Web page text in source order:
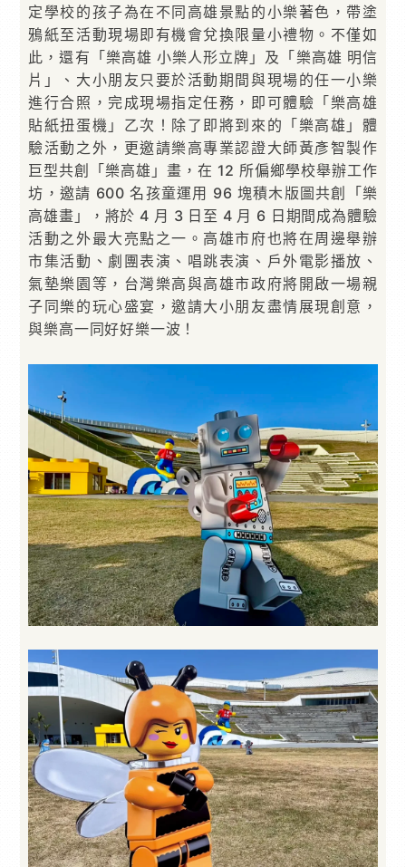
定學校的孩子為在不同高雄景點的小樂著色，帶塗
鴉紙至活動現場即有機會兌換限量小禮物。不僅如
此，還有「樂高雄 小樂人形立牌」及「樂高雄 明信
片」、大小朋友只要於活動期間與現場的任一小樂
進行合照，完成現場指定任務，即可體驗「樂高雄
貼紙扭蛋機」乙次！除了即將到來的「樂高雄」體
驗活動之外，更邀請樂高專業認證大師黃彥智製作
巨型共創「樂高雄」畫，在 12 所偏鄉學校舉辦工作
坊，邀請 600 名孩童運用 96 塊積木版圖共創「樂
高雄畫」，將於 4 月 3 日至 4 月 6 日期間成為體驗
活動之外最大亮點之一。高雄市府也將在周邊舉辦
市集活動、劇團表演、唱跳表演、戶外電影播放、
氣墊樂園等，台灣樂高與高雄市政府將開啟一場親
子同樂的玩心盛宴，邀請大小朋友盡情展現創意，
與樂高一同好好樂一波！